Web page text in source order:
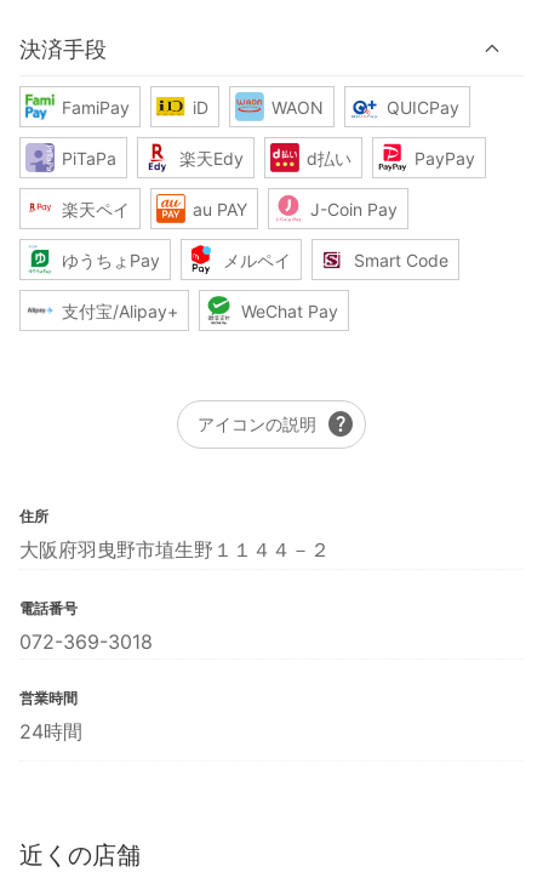
決済手段
FamiPay iD WAON QUICPay
PiTaPa 楽天Edy d払い PayPay
楽天ペイ au PAY J-Coin Pay
ゆうちょPay メルペイ Smart Code
支付宝/Alipay+ WeChat Pay
アイコンの説明 help
住所
大阪府羽曳野市埴生野１１４４－２
電話番号
072-369-3018
営業時間
24時間
近くの店舗